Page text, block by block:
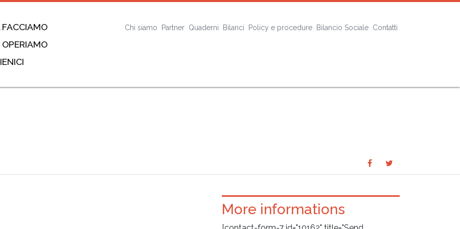
FACCIAMO
OPERIAMO
Chi siamo Partner Quaderni Bilanci Policy e procedure Bilancio Sociale Contatti
Share
on
on
More informations